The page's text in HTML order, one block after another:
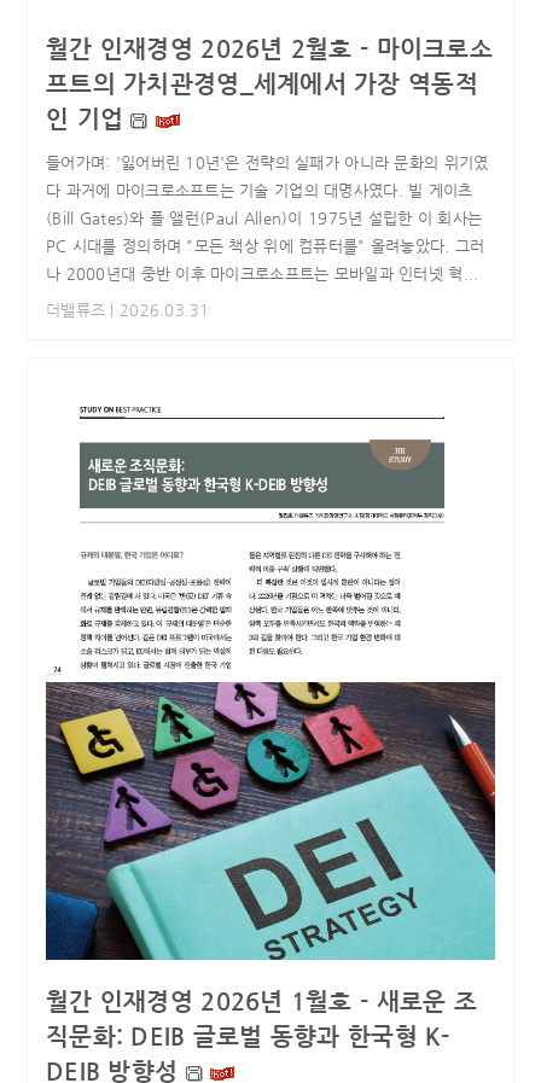
월간 인재경영 2026년 2월호 - 마이크로소
프트의 가치관경영_세계에서 가장 역동적
인 기업
들어가며: '잃어버린 10년'은 전략의 실패가 아니라 문화의 위기였
다 과거에 마이크로소프트는 기술 기업의 대명사였다. 빌 게이츠
(Bill Gates)와 폴 앨런(Paul Allen)이 1975년 설립한 이 회사는
PC 시대를 정의하며 "모든 책상 위에 컴퓨터를" 올려놓았다. 그러
나 2000년대 중반 이후 마이크로소프트는 모바일과 인터넷 혁...
더밸류즈 | 2026.03.31
월간 인재경영 2026년 1월호 - 새로운 조
직문화: DEIB 글로벌 동향과 한국형 K-
DEIB 방향성